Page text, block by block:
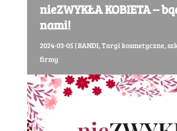
nieZWYKŁA KOBIETA –
nami!
2024-03-05|BANDI,Targi kosmetyczne,
firmy